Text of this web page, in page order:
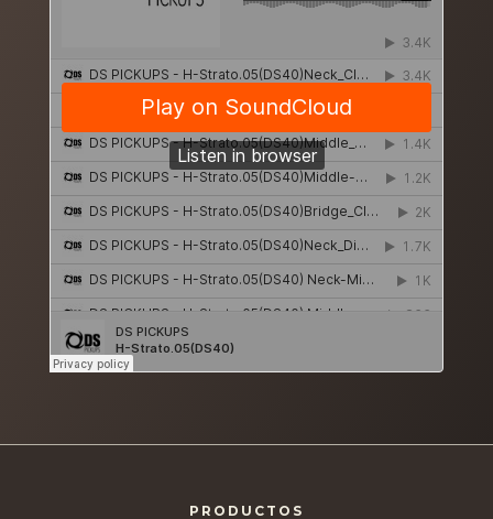
PRODUCTOS